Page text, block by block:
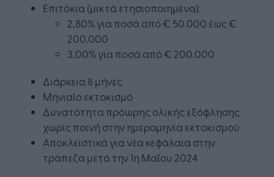
Επιτόκια (μικτά ετησιοποιημένα):
2,80% για ποσά από € 50.000 έως €
200.000
3,00% για ποσά από € 200.000
Διάρκεια 8 μήνες
Μηνιαίο εκτοκισμό
Δυνατότητα πρόωρης ολικής εξόφλησης
χωρίς ποινή στην ημερομηνία εκτοκισμού
Αποκλειστικά για νέα κεφάλαια στην
τράπεζα μετά την 1η Μαΐου 2024